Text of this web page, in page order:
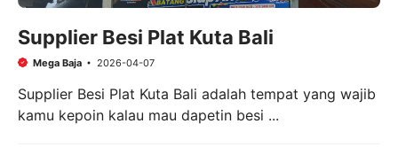
Supplier Besi Plat Kuta Bali
Mega Baja 2026-04-07
Supplier Besi Plat Kuta Bali adalah tempat yang wajib
kamu kepoin kalau mau dapetin besi ...